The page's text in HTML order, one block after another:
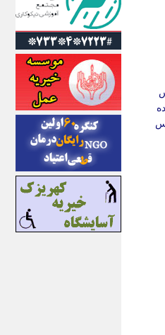
ایرانیتال
ایرنا
ایسکانیوز
ایسنا
ایکنا
ایلنا
اینتیتر
ایونا نیوز
بازتاب آنلاین
باشگاه خبرنگاران
باغستان نیوز
بامبوک
ببین و بخون
بدینسان
بنکر